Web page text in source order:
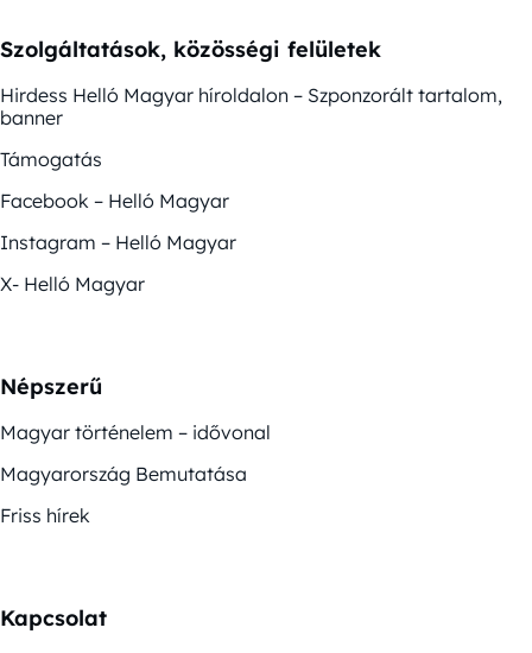
Szolgáltatások, közösségi felületek
Hirdess Helló Magyar híroldalon – Szponzorált tartalom,
banner
Támogatás
Facebook – Helló Magyar
Instagram – Helló Magyar
X- Helló Magyar
Népszerű
Magyar történelem – idővonal
Magyarország Bemutatása
Friss hírek
Kapcsolat